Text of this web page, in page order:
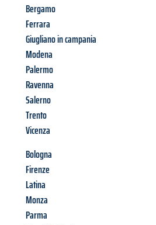
Bergamo
Ferrara
Giugliano in campania
Modena
Palermo
Ravenna
Salerno
Trento
Vicenza
Bologna
Firenze
Latina
Monza
Parma